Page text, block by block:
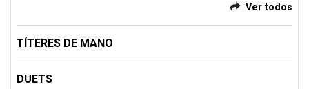
Ver todos
TÍTERES DE MANO
DUETS